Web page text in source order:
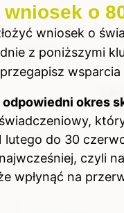
wniosek o
wniosek o
z poniższymi
okres
lutego do 30
czyli
wpłynąć na